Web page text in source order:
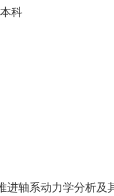
科
轴系动力学分析及